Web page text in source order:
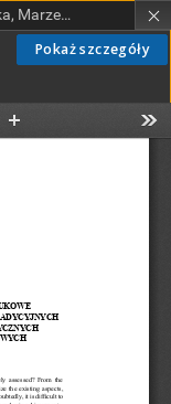
Pokaż szczegóły
Kowalska, Marzena